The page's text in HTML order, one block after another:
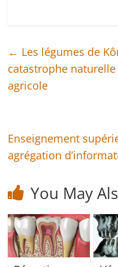
← Les légumes de
catastrophe
agricole
Enseignement
agrégation
You May